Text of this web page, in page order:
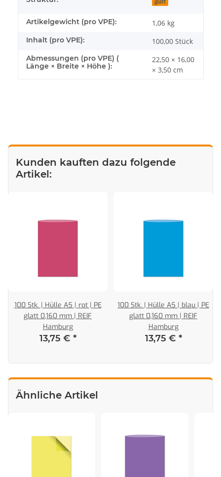
glatt
Artikelgewicht (pro VPE): 1,06 kg
Inhalt (pro VPE): 100,00 Stück
Abmessungen (pro VPE) (
Länge × Breite × Höhe ):
22,50 × 16,00
× 3,50 cm
Kunden kauften dazu folgende
Artikel:
100 Stk. | Hülle A5 | rot | PE
glatt 0,160 mm | REIF
Hamburg
13,75 € *
100 Stk. | Hülle A5 | blau | PE
glatt 0,160 mm | REIF
Hamburg
13,75 € *
Ähnliche Artikel